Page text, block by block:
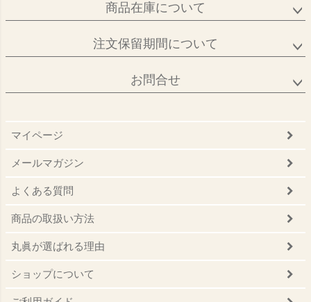
商品在庫について
注文保留期間について
お問合せ
マイページ
メールマガジン
よくある質問
商品の取扱い方法
丸眞が選ばれる理由
ショップについて